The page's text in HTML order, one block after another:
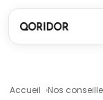
Accueil Nos